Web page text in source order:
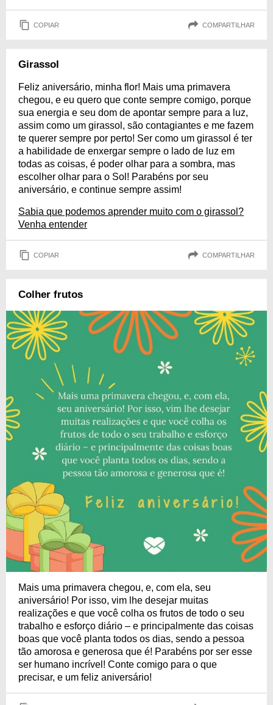
COPIAR COMPARTILHAR
Girassol
Feliz aniversário, minha flor! Mais uma primavera
chegou, e eu quero que conte sempre comigo, porque
sua energia e seu dom de apontar sempre para a luz,
assim como um girassol, são contagiantes e me fazem
te querer sempre por perto! Ser como um girassol é ter
a habilidade de enxergar sempre o lado de luz em
todas as coisas, é poder olhar para a sombra, mas
escolher olhar para o Sol! Parabéns por seu
aniversário, e continue sempre assim!
Sabia que podemos aprender muito com o girassol?
Venha entender
COPIAR COMPARTILHAR
Colher frutos
Mais uma primavera chegou, e, com ela, seu
aniversário! Por isso, vim lhe desejar muitas
realizações e que você colha os frutos de todo o seu
trabalho e esforço diário – e principalmente das coisas
boas que você planta todos os dias, sendo a pessoa
tão amorosa e generosa que é! Parabéns por ser esse
ser humano incrível! Conte comigo para o que
precisar, e um feliz aniversário!